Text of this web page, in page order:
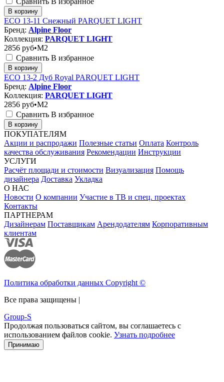
В корзину
ЕСО 13-11 Снежный PARQUET LIGHT
Бренд: Alpine Floor
Коллекция: PARQUET LIGHT
2856 руб•M2
Сравнить В избранное
В корзину
ЕСО 13-2 Дуб Royal PARQUET LIGHT
Бренд: Alpine Floor
Коллекция: PARQUET LIGHT
2856 руб•M2
Сравнить В избранное
В корзину
ПОКУПАТЕЛЯМ
Акции и распродажи Полезные статьи Оплата Контроль
качества обслуживания Рекомендации Инструкции
УСЛУГИ
Расчёт площади и стоимости Визуализация Помощь
дизайнера Доставка Укладка
О НАС
Новости О компании Участие в ТВ и спец. проектах
Контакты
ПАРТНЕРАМ
Дизайнерам Поставщикам Арендодателям Корпоративным
клиентам
Политика обработки данных Copyright ©
Все права защищены |
Group-S
Продолжая пользоваться сайтом, вы соглашаетесь с
использованием файлов cookie. Узнать подробнее
Принимаю